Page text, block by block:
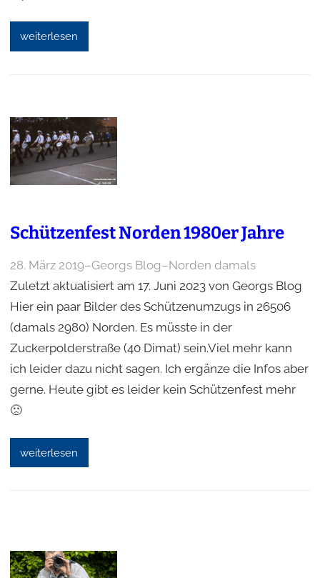
weiterlesen
Schützenfest Norden 1980er Jahre
28. März 2019–Georgs Blog–Norden damals
Zuletzt aktualisiert am 17. Juni 2023 von Georgs Blog
Hier ein paar Bilder des Schützenumzugs in 26506
(damals 2980) Norden. Es müsste in der
Zuckerpolderstraße (40 Dimat) sein.Viel mehr kann
ich leider dazu nicht sagen. Ich ergänze die Infos aber
gerne. Heute gibt es leider kein Schützenfest mehr
🙁
weiterlesen